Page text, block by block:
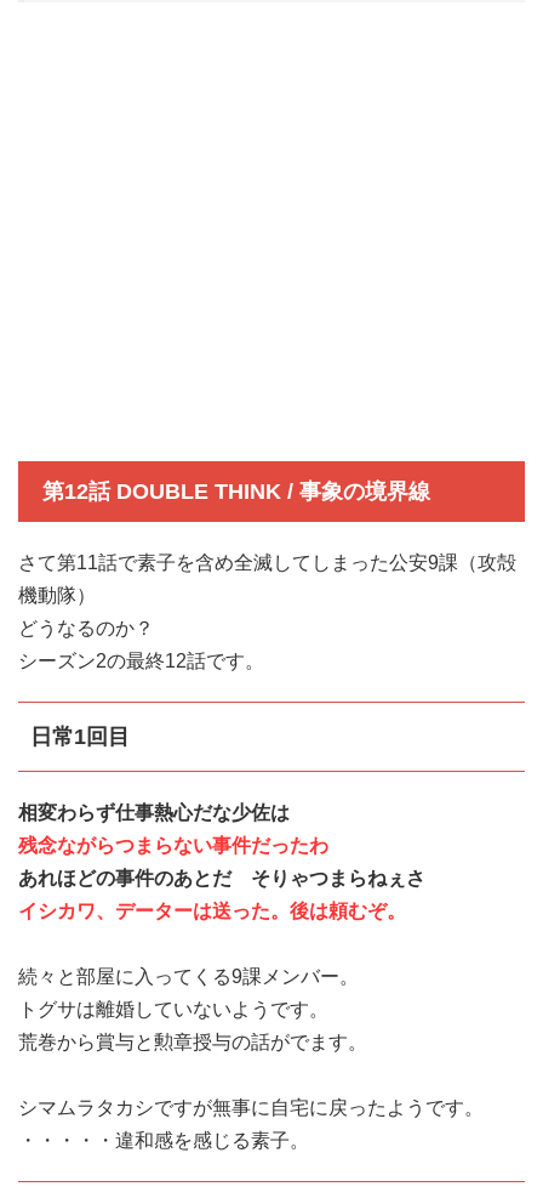
第12話 DOUBLE THINK / 事象の境界線
さて第11話で素子を含め全滅してしまった公安9課（攻殻
機動隊）
どうなるのか？
シーズン2の最終12話です。
日常1回目
相変わらず仕事熱心だな少佐は
残念ながらつまらない事件だったわ
あれほどの事件のあとだ そりゃつまらねぇさ
イシカワ、データーは送った。後は頼むぞ。
続々と部屋に入ってくる9課メンバー。
トグサは離婚していないようです。
荒巻から賞与と勲章授与の話がでます。
シマムラタカシですが無事に自宅に戻ったようです。
・・・・・違和感を感じる素子。